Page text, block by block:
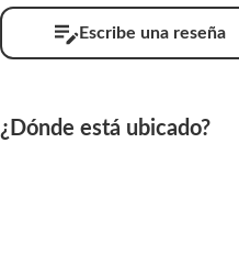
Escribe una reseña
¿Dónde está ubicado?